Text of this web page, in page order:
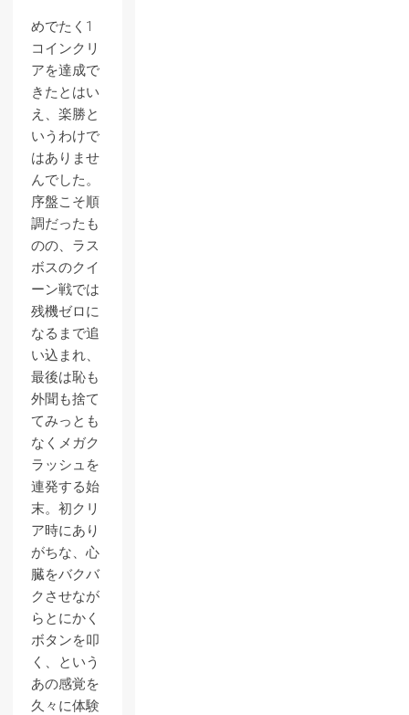
めでたく1
コインクリ
アを達成で
きたとはい
え、楽勝と
いうわけで
はありませ
んでした。
序盤こそ順
調だったも
のの、ラス
ボスのクイ
ーン戦では
残機ゼロに
なるまで追
い込まれ、
最後は恥も
外聞も捨て
てみっとも
なくメガク
ラッシュを
連発する始
末。初クリ
ア時にあり
がちな、心
臓をバクバ
クさせなが
らとにかく
ボタンを叩
く、という
あの感覚を
久々に体験